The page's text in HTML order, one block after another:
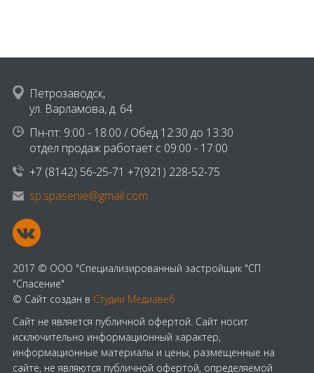
Петрозаводск,
ул. Варламова, д. 64
Пн-пт: 9:00 - 18:00 / Обед 12:30 до 13:30
отдел продаж работает с 09:00 - 17:00
+7 (8142) 56-25-71 +7(921) 228-52-75
sp.spasenie@gmail.com
2017 © ООО "Специализированный застройщик "СП
"Спасение"
© Сайт создан в Студии Медиавеб
Сайт не является публичной офертой. Сайт носит
исключительно информационный характер,
информационные материалы и цены, размещенные на
сайте, не являются публичной офертой, определяемой